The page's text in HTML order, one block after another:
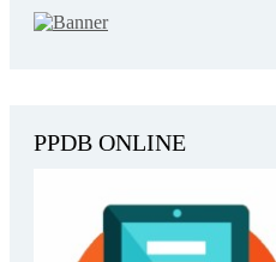
PPDB ONLINE